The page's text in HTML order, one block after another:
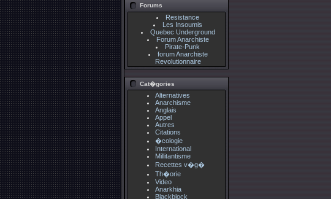
Forums
Resistance
Les Insoumis
Quebec Underground
Forum Anarchiste
Pirate-Punk
forum Anarchiste
Revolutionnaire
Cat�gories
Alternatives
Anarchisme
Anglais
Appel
Autres
Citations
�cologie
International
Millitantisme
Recettes v�g�
Th�orie
Video
Anarkhia
Blackblock